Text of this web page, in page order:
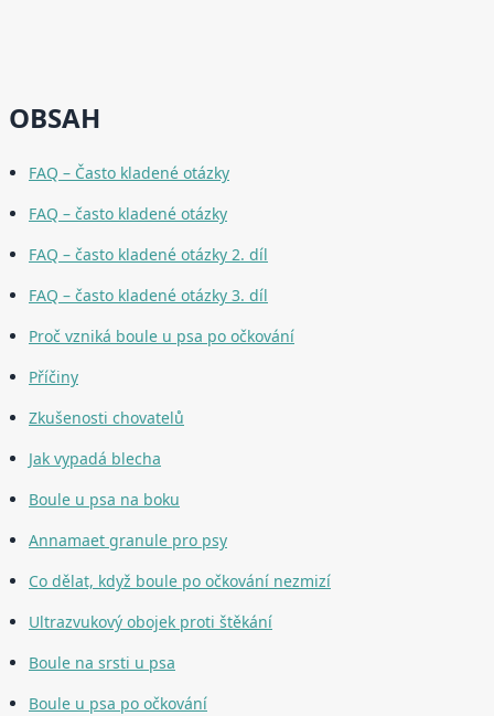
OBSAH
FAQ – Často kladené otázky
FAQ – často kladené otázky
FAQ – často kladené otázky 2. díl
FAQ – často kladené otázky 3. díl
Proč vzniká boule u psa po očkování
Příčiny
Zkušenosti chovatelů
Jak vypadá blecha
Boule u psa na boku
Annamaet granule pro psy
Co dělat, když boule po očkování nezmizí
Ultrazvukový obojek proti štěkání
Boule na srsti u psa
Boule u psa po očkování